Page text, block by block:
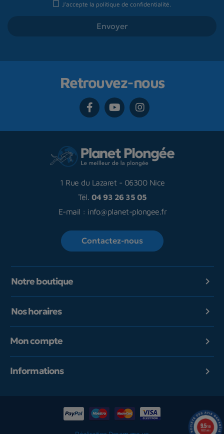
J'accepte la politique de confidentialité.
Retrouvez-nous
1 Rue du Lazaret - 06300 Nice
Tél. 04 93 26 35 05
E-mail : info@planet-plongee.fr
Contactez-nous
Notre boutique 
Nos horaires 
Mon compte 
Informations 
9.5/10
1602 avis